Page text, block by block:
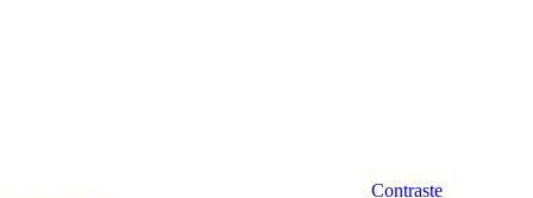
Contraste